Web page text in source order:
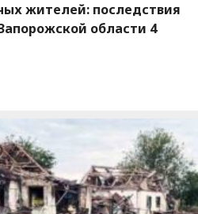
жителей: последствия
области 4